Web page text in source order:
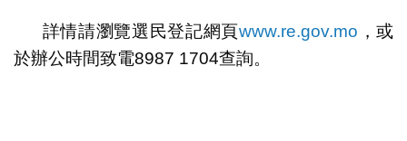
詳情請瀏覽選民登記網頁www.re.gov.mo ，或
於辦公時間致電8987 1704查詢。